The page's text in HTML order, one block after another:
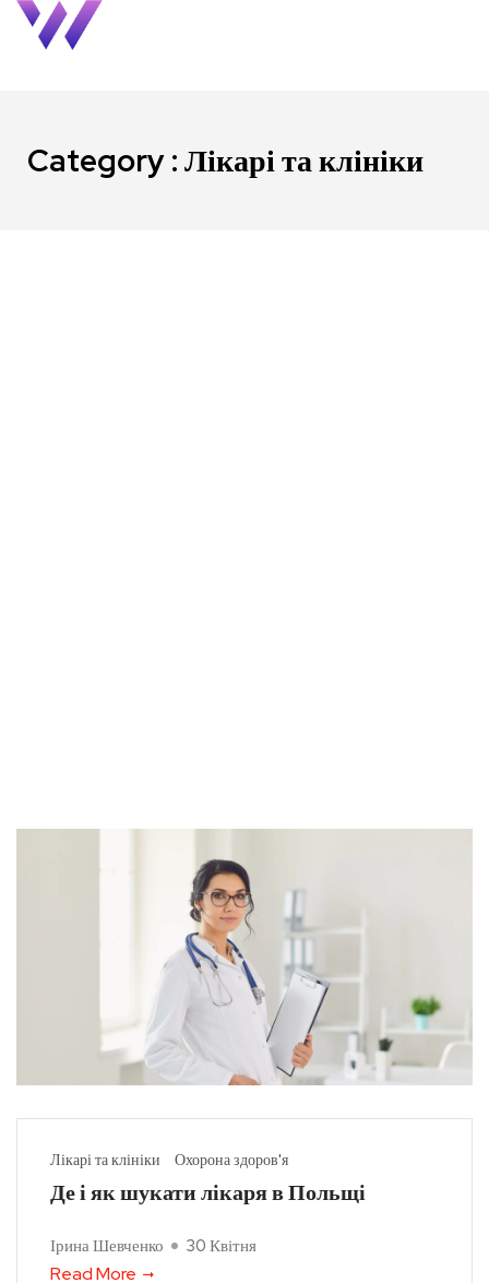
Category : Лікарі та клініки
Лікарі та клініки Охорона здоров'я
Де і як шукати лікаря в Польщі
Ірина Шевченко 30 Квітня
Read More